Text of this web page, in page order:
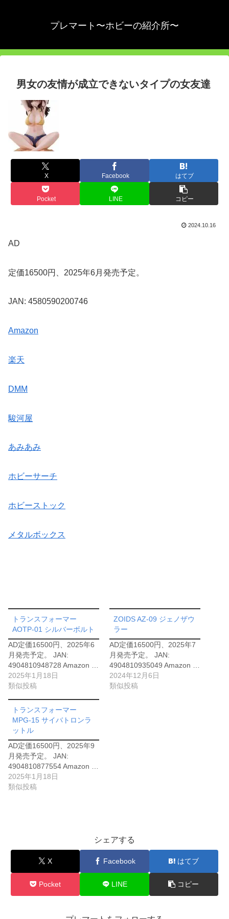
プレマート〜ホビーの紹介所〜
男女の友情が成立できないタイプの女友達
X Facebook はてブ
Pocket LINE コピー
2024.10.16
AD
定価16500円、2025年6月発売予定。
JAN: 4580590200746
Amazon
楽天
DMM
駿河屋
あみあみ
ホビーサーチ
ホビーストック
メタルボックス
トランスフォーマー
AOTP-01 シルバーボルト
AD定価16500円、2025年6
月発売予定。 JAN:
4904810948728 Amazon …
2025年1月18日
類似投稿
ZOIDS AZ-09 ジェノザウ
ラー
AD定価16500円、2025年7
月発売予定。 JAN:
4904810935049 Amazon …
2024年12月6日
類似投稿
トランスフォーマー
MPG-15 サイバトロンラ
ットル
AD定価16500円、2025年9
月発売予定。 JAN:
4904810877554 Amazon …
2025年1月18日
類似投稿
シェアする
X Facebook はてブ
Pocket LINE コピー